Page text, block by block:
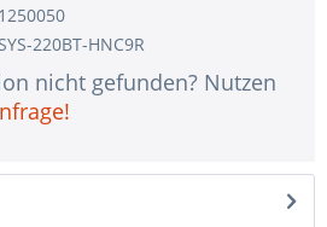
1250050
220BT-HNC9R
nicht gefunden? Nutzen